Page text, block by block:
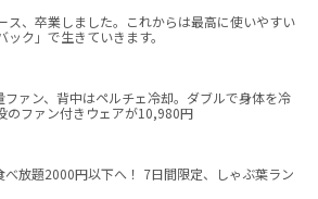
ス、卒業しました。これからは最高に使いやすい
ック」で生きていきます。
ファン、背中はペルチェ冷却。ダブルで身体を冷
のファン付きウェアが10,980円
べ放題2000円以下へ！ 7日間限定、しゃぶ葉ラン